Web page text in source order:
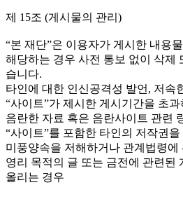
제 15조 (게시물의 관리)
“본 재단”은 이용자가 게시한 내용
해당하는 경우 사전 통보 없이 삭제
습니다.
타인에 대한 인신공격성 발언, 저속
“사이트”가 제시한 게시기간을 초
음란한 자료 혹은 음란사이트 관련
“사이트”를 포함한 타인의 저작권
미풍양속을 저해하거나 관계법령에
영리 목적의 글 또는 금전에 관련된
올리는 경우